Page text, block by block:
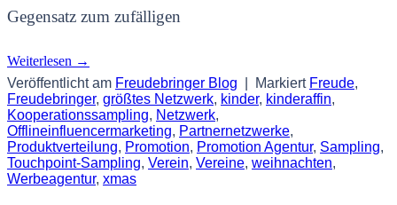
Gegensatz zum zufälligen
Weiterlesen →
Veröffentlicht am Freudebringer Blog Markiert Freude,
Freudebringer, größtes Netzwerk, kinder, kinderaffin,
Kooperationssampling, Netzwerk,
Offlineinfluencermarketing, Partnernetzwerke,
Produktverteilung, Promotion, Promotion Agentur, Sampling,
Touchpoint-Sampling, Verein, Vereine, weihnachten,
Werbeagentur, xmas